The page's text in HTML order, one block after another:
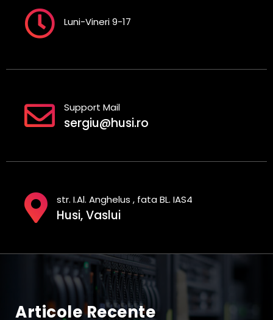
Luni-Vineri 9-17
Support Mail
sergiu@husi.ro
str. I.Al. Anghelus , fata BL. IAS4
Husi, Vaslui
Articole Recente